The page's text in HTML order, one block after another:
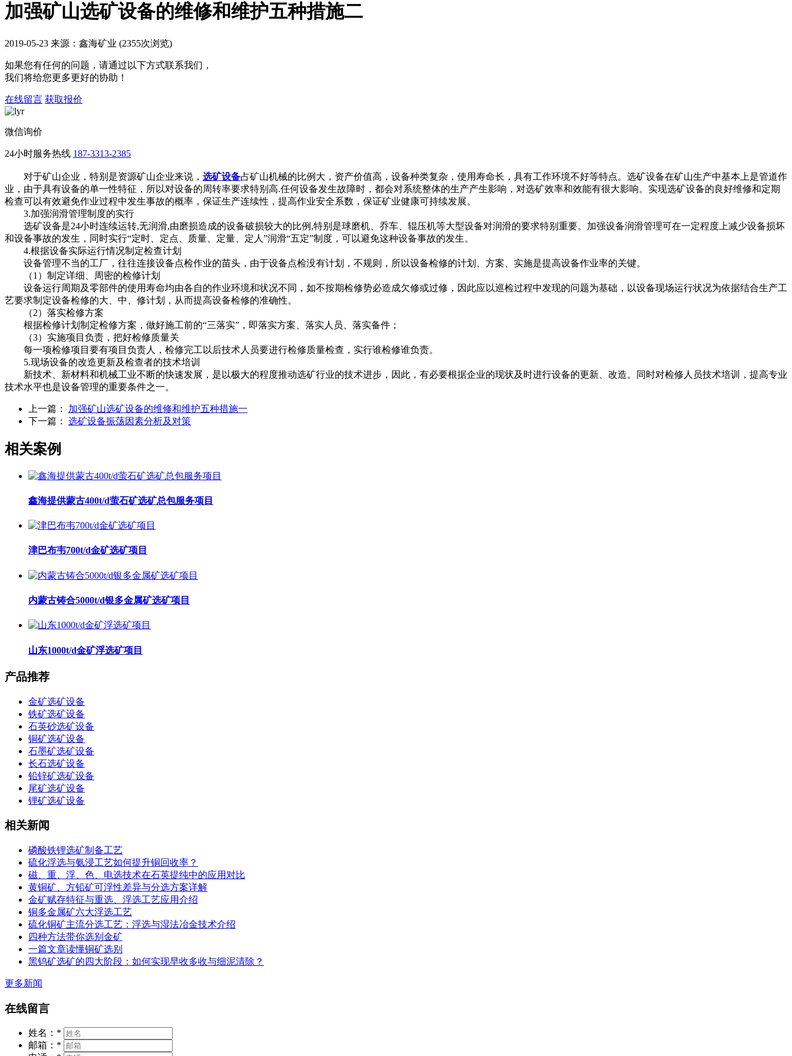
加强矿山选矿设备的维修和维护五种措施二
2019-05-23 来源：鑫海矿业 (2355次浏览)
如果您有任何的问题，请通过以下方式联系我们，
我们将给您更多更好的协助！
在线留言 获取报价
微信询价
24小时服务热线 187-3313-2385
对于矿山企业，特别是资源矿山企业来说， 选矿设备占矿山机械的比例大，资产价值高，设备种类复杂，使用寿命长，具有工作环境不好等特点。选矿设备在矿山生产中基本上是管道作
业，由于具有设备的单一性特征，所以对设备的周转率要求特别高.任何设备发生故障时，都会对系统整体的生产产生影响，对选矿效率和效能有很大影响。实现选矿设备的良好维修和定期
检查可以有效避免作业过程中发生事故的概率，保证生产连续性，提高作业安全系数，保证矿业健康可持续发展。
3.加强润滑管理制度的实行
选矿设备是24小时连续运转,无润滑,由磨损造成的设备破损较大的比例,特别是球磨机、乔车、辊压机等大型设备对润滑的要求特别重要。加强设备润滑管理可在一定程度上减少设备损坏
和设备事故的发生，同时实行“定时、定点、质量、定量、定人”润滑“五定”制度，可以避免这种设备事故的发生。
4.根据设备实际运行情况制定检查计划
设备管理不当的工厂，往往连接设备点检作业的苗头，由于设备点检没有计划，不规则，所以设备检修的计划、方案、实施是提高设备作业率的关键。
（1）制定详细、周密的检修计划
设备运行周期及零部件的使用寿命均由各自的作业环境和状况不同，如不按期检修势必造成欠修或过修，因此应以巡检过程中发现的问题为基础，以设备现场运行状况为依据结合生产工
艺要求制定设备检修的大、中、修计划，从而提高设备检修的准确性。
（2）落实检修方案
根据检修计划制定检修方案，做好施工前的“三落实”，即落实方案、落实人员、落实备件；
（3）实施项目负责，把好检修质量关
每一项检修项目要有项目负责人，检修完工以后技术人员要进行检修质量检查，实行谁检修谁负责。
5.现场设备的改造更新及检查者的技术培训
新技术、新材料和机械工业不断的快速发展，是以极大的程度推动选矿行业的技术进步，因此，有必要根据企业的现状及时进行设备的更新、改造。同时对检修人员技术培训，提高专业
技术水平也是设备管理的重要条件之一。
上一篇： 加强矿山选矿设备的维修和维护五种措施一
下一篇： 选矿设备振荡因素分析及对策
相关案例
鑫海提供蒙古400t/d萤石矿选矿总包服务项目
津巴布韦700t/d金矿选矿项目
内蒙古铸合5000t/d银多金属矿选矿项目
山东1000t/d金矿浮选矿项目
产品推荐
金矿选矿设备
铁矿选矿设备
石英砂选矿设备
铜矿选矿设备
石墨矿选矿设备
长石选矿设备
铅锌矿选矿设备
尾矿选矿设备
锂矿选矿设备
相关新闻
磷酸铁锂选矿制备工艺
硫化浮选与氨浸工艺如何提升铜回收率？
磁、重、浮、色、电选技术在石英提纯中的应用对比
黄铜矿、方铅矿可浮性差异与分选方案详解
金矿赋存特征与重选、浮选工艺应用介绍
铜多金属矿六大浮选工艺
硫化铜矿主流分选工艺：浮选与湿法冶金技术介绍
四种方法带你选别金矿
一篇文章读懂铜矿选别
黑钨矿选矿的四大阶段：如何实现早收多收与细泥清除？
更多新闻
在线留言
姓名： *
邮箱： *